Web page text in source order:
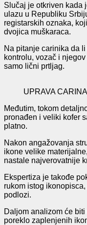
Slučaj je otkriven kada
ulazu u Republiku
registarskih oznaka,
dvojica muškaraca.
Na pitanje carinika da
kontrolu, vozač i
samo lični prtljag.
UPRAVA CARINA
Međutim, tokom
pronađen i veliki kofer
platno.
Nakon angažovanja
ikone velike
nastale najverovatnije
Ekspertiza je takođe
rukom istog
podlozi.
Daljom analizom će
poreklo zaplenjenih